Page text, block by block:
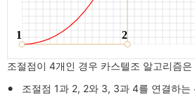
조절점이 4개인 경우 카스텔조 알고리즘
조절점 1과 2, 2와 3, 3과 4를 연결하는